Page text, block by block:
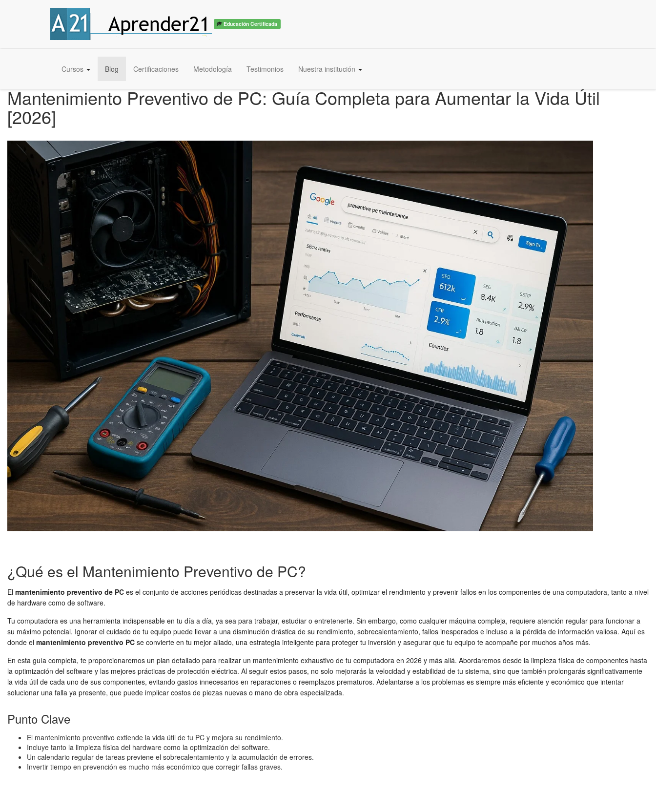
Educación Certificada
Cursos Blog Certificaciones Metodología Testimonios Nuestra institución
Mantenimiento Preventivo de PC: Guía Completa para Aumentar la Vida Útil
[2026]
¿Qué es el Mantenimiento Preventivo de PC?
El mantenimiento preventivo de PC es el conjunto de acciones periódicas destinadas a preservar la vida útil, optimizar el rendimiento y prevenir fallos en los componentes de una computadora, tanto a nivel
de hardware como de software.
Tu computadora es una herramienta indispensable en tu día a día, ya sea para trabajar, estudiar o entretenerte. Sin embargo, como cualquier máquina compleja, requiere atención regular para funcionar a
su máximo potencial. Ignorar el cuidado de tu equipo puede llevar a una disminución drástica de su rendimiento, sobrecalentamiento, fallos inesperados e incluso a la pérdida de información valiosa. Aquí es
donde el mantenimiento preventivo PC se convierte en tu mejor aliado, una estrategia inteligente para proteger tu inversión y asegurar que tu equipo te acompañe por muchos años más.
En esta guía completa, te proporcionaremos un plan detallado para realizar un mantenimiento exhaustivo de tu computadora en 2026 y más allá. Abordaremos desde la limpieza física de componentes hasta
la optimización del software y las mejores prácticas de protección eléctrica. Al seguir estos pasos, no solo mejorarás la velocidad y estabilidad de tu sistema, sino que también prolongarás significativamente
la vida útil de cada uno de sus componentes, evitando gastos innecesarios en reparaciones o reemplazos prematuros. Adelantarse a los problemas es siempre más eficiente y económico que intentar
solucionar una falla ya presente, que puede implicar costos de piezas nuevas o mano de obra especializada.
Punto Clave
El mantenimiento preventivo extiende la vida útil de tu PC y mejora su rendimiento.
Incluye tanto la limpieza física del hardware como la optimización del software.
Un calendario regular de tareas previene el sobrecalentamiento y la acumulación de errores.
Invertir tiempo en prevención es mucho más económico que corregir fallas graves.